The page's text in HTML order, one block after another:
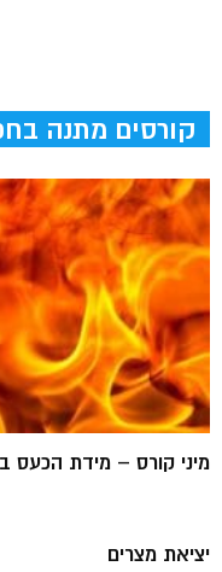
קורסים מתנה
מיני קורס – מידת
יציאת מצרים